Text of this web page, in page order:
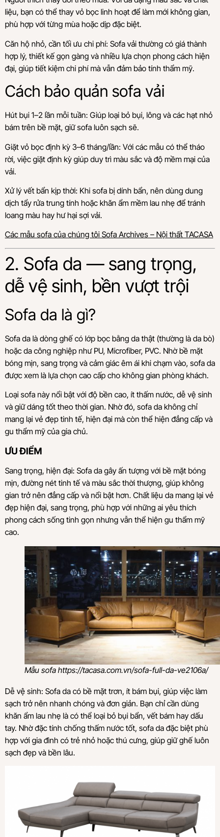
liệu, bạn có thể thay vỏ bọc linh hoạt để làm mới không gian,
phù hợp với từng mùa hoặc dịp đặc biệt.
Căn hộ nhỏ, cần tối ưu chi phí: Sofa vải thường có giá thành
hợp lý, thiết kế gọn gàng và nhiều lựa chọn phong cách hiện
đại, giúp tiết kiệm chi phí mà vẫn đảm bảo tính thẩm mỹ.
Cách bảo quản sofa vải
Hút bụi 1–2 lần mỗi tuần: Giúp loại bỏ bụi, lông và các hạt nhỏ
bám trên bề mặt, giữ sofa luôn sạch sẽ.
Giặt vỏ bọc định kỳ 3–6 tháng/lần: Với các mẫu có thể tháo
rời, việc giặt định kỳ giúp duy trì màu sắc và độ mềm mại của
vải.
Xử lý vết bẩn kịp thời: Khi sofa bị dính bẩn, nên dùng dung
dịch tẩy rửa trung tính hoặc khăn ẩm mềm lau nhẹ để tránh
loang màu hay hư hại sợi vải.
Các mẫu sofa của chúng tôi Sofa Archives – Nội thất TACASA
2. Sofa da — sang trọng,
dễ vệ sinh, bền vượt trội
Sofa da là gì?
Sofa da là dòng ghế có lớp bọc bằng da thật (thường là da bò)
hoặc da công nghiệp như PU, Microfiber, PVC. Nhờ bề mặt
bóng mịn, sang trọng và cảm giác êm ái khi chạm vào, sofa da
được xem là lựa chọn cao cấp cho không gian phòng khách.
Loại sofa này nổi bật với độ bền cao, ít thấm nước, dễ vệ sinh
và giữ dáng tốt theo thời gian. Nhờ đó, sofa da không chỉ
mang lại vẻ đẹp tinh tế, hiện đại mà còn thể hiện đẳng cấp và
gu thẩm mỹ của gia chủ.
ƯU ĐIỂM
Sang trọng, hiện đại: Sofa da gây ấn tượng với bề mặt bóng
mịn, đường nét tinh tế và màu sắc thời thượng, giúp không
gian trở nên đẳng cấp và nổi bật hơn. Chất liệu da mang lại vẻ
đẹp hiện đại, sang trọng, phù hợp với những ai yêu thích
phong cách sống tinh gọn nhưng vẫn thể hiện gu thẩm mỹ
cao.
Mẫu sofa https://tacasa.com.vn/sofa-full-da-ve2106a/
Dễ vệ sinh: Sofa da có bề mặt trơn, ít bám bụi, giúp việc làm
sạch trở nên nhanh chóng và đơn giản. Bạn chỉ cần dùng
khăn ẩm lau nhẹ là có thể loại bỏ bụi bẩn, vết bám hay dấu
tay. Nhờ đặc tính chống thấm nước tốt, sofa da đặc biệt phù
hợp với gia đình có trẻ nhỏ hoặc thú cưng, giúp giữ ghế luôn
sạch đẹp và bền lâu.